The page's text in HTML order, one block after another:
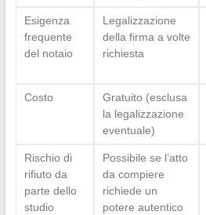
Esigenza
frequente
del notaio
Legalizzazione
della firma a volte
richiesta
Costo
Gratuito (esclusa
la legalizzazione
eventuale)
Rischio di
rifiuto da
parte dello
studio
Possibile se l’atto
da compiere
richiede un
potere autentico